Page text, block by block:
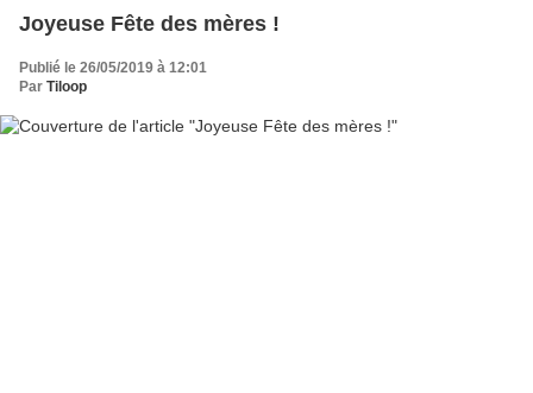
Joyeuse Fête des mères !
Publié le 26/05/2019 à 12:01
Par Tiloop